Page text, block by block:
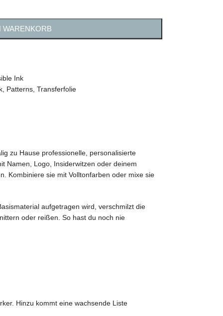
WARENKORB
Ink
, Patterns, Transferfolie
zu Hause professionelle, personalisierte
Namen, Logo, Insiderwitzen oder deinem
Kombiniere sie mit Volltonfarben oder mixe sie
aufgetragen wird, verschmilzt die
oder reißen. So hast du noch nie
Hinzu kommt eine wachsende Liste